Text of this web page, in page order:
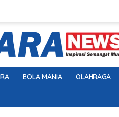
BOLA MANIA OLAHRAGA